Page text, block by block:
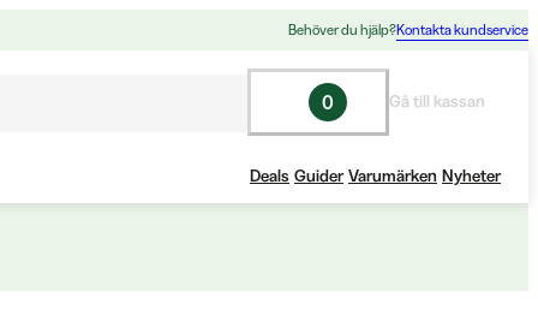
Behöver du hjälp?Kontakta kundservice
0 Gå till kassan
Deals Guider Varumärken Nyheter